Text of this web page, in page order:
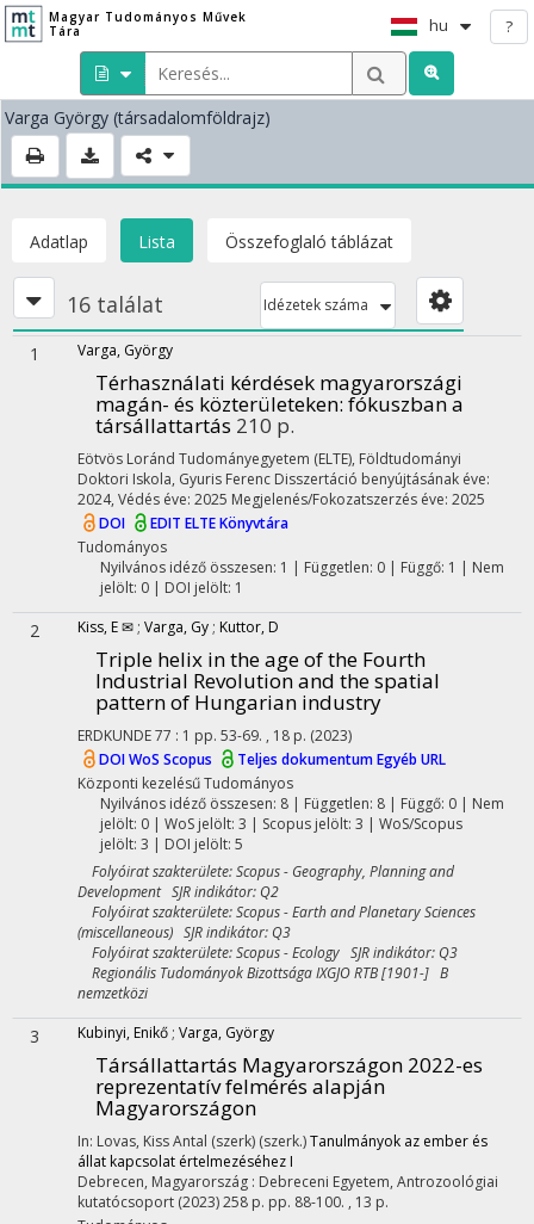
Magyar Tudományos Művek
Tára
hu ?
Varga György (társadalomföldrajz)
Adatlap Lista Összefoglaló táblázat
16 találat Idézetek száma
1 Varga, György
Térhasználati kérdések magyarországi
magán- és közterületeken: fókuszban a
társállattartás 210 p.
Eötvös Loránd Tudományegyetem (ELTE), Földtudományi
Doktori Iskola, Gyuris Ferenc Disszertáció benyújtásának éve:
2024, Védés éve: 2025 Megjelenés/Fokozatszerzés éve: 2025
DOI
EDIT ELTE Könyvtára
Tudományos
Nyilvános idéző összesen: 1 | Független: 0 | Függő: 1 | Nem
jelölt: 0 | DOI jelölt: 1
2 Kiss, E ✉ ; Varga, Gy ; Kuttor, D
Triple helix in the age of the Fourth
Industrial Revolution and the spatial
pattern of Hungarian industry
ERDKUNDE77 : 1 pp. 53-69. , 18 p. (2023)
DOIWoS Scopus Teljes dokumentumEgyéb URL
Központi kezelésűTudományos
Nyilvános idéző összesen: 8| Független: 8 | Függő: 0 | Nem
jelölt: 0 | WoS jelölt: 3 | Scopus jelölt: 3 | WoS/Scopus
jelölt: 3 | DOI jelölt: 5
Folyóirat szakterülete: Scopus - Geography, Planning and
Development SJR indikátor: Q2
Folyóirat szakterülete: Scopus - Earth and Planetary Sciences
(miscellaneous) SJR indikátor: Q3
Folyóirat szakterülete: Scopus - Ecology SJR indikátor: Q3
Regionális Tudományok Bizottsága IXGJO RTB [1901-] B
nemzetközi
3 Kubinyi, Enikő ; Varga, György
Társállattartás Magyarországon 2022-es
reprezentatív felmérés alapján
Magyarországon
In: Lovas, Kiss Antal (szerk) (szerk.)Tanulmányok az ember és
állat kapcsolat értelmezéséhez I
Debrecen, Magyarország : Debreceni Egyetem, Antrozoológiai
kutatócsoport (2023)258 p. pp. 88-100. , 13 p.